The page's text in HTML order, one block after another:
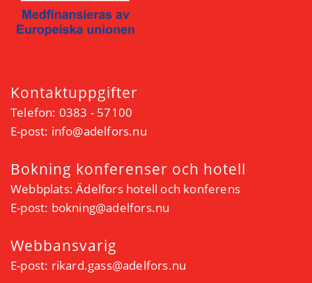
Kontaktuppgifter
Telefon: 0383 - 57100
E-post: info@adelfors.nu
Bokning konferenser och hotell
Webbplats:Ädelfors hotell och konferens
E-post: bokning@adelfors.nu
Webbansvarig
E-post: rikard.gass@adelfors.nu